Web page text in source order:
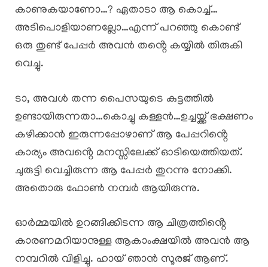
കാണുകയാണോ…? ഏതാടാ ആ കൊച്ച്…
അടിപൊളിയാണല്ലോ…എന്ന് പറഞ്ഞു കൊണ്ട്
ഒരു തുണ്ട് പേപ്പർ അവൻ തൻ്റെ കയ്യിൽ തിരുകി
വെച്ചു.
ടാ, അവൾ തന്ന പൈസയുടെ കുട്ടത്തിൽ
ഉണ്ടായിരുന്നതാ…കൊച്ചു കള്ളൻ…ഉച്ചയ്ക്ക് ഭക്ഷണം
കഴിക്കാൻ ഇരുന്നപ്പോഴാണ് ആ പേപ്പറിൻ്റെ
കാര്യം അവൻ്റെ മനസ്സിലേക്ക് ഓടിയെത്തിയത്.
ചുരുട്ടി വെച്ചിരുന്ന ആ പേപ്പർ തുറന്നു നോക്കി.
അതൊരു ഫോൺ നമ്പർ ആയിരുന്നു.
ഓർമ്മയിൽ ഉറങ്ങിക്കിടന്ന ആ ചിത്രത്തിൻ്റെ
കാരണമറിയാനുള്ള ആകാംക്ഷയിൽ അവൻ ആ
നമ്പറിൽ വിളിച്ചു. ഹായ് ഞാൻ സൂരജ് ആണ്.